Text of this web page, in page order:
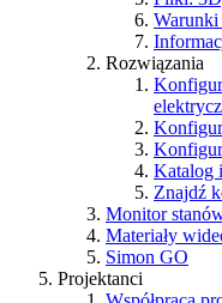
Rozwiązania
Katalog
Znajdź
Monitor
Materiały
Simon GO
Projektanci